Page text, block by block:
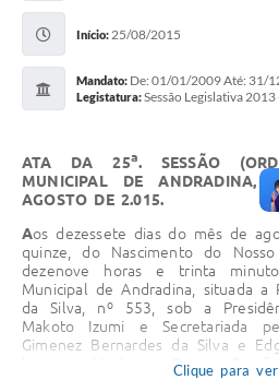
Notícias
Galeria de Fotos
Vereadores
Galeria de Presidentes
Mesa Diretora
Legislaturas
Início: 25/08/2015
Mandato: De: 01/01/2009 Até: 31/
Legistatura:Sessão Legislativa
ATA DA 25a. SESSÃO
MUNICIPAL DE ANDRADINA,
AGOSTO DE 2.015.
Aos dezessete dias do mês de
quinze, do Nascimento do
dezenove horas e trinta
Municipal de Andradina, situada a
da Silva, nº 553, sob a
Makoto Izumi e Secretariada
Gimenez Bernardes da Silva e
lugar a Vigésima Quinta
Clique para